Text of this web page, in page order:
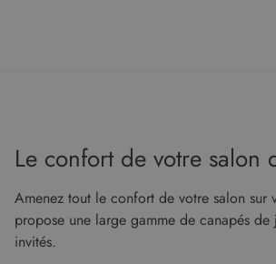
Le confort de votre salon
Amenez tout le confort de votre salon sur
propose une large gamme de canapés
invités.